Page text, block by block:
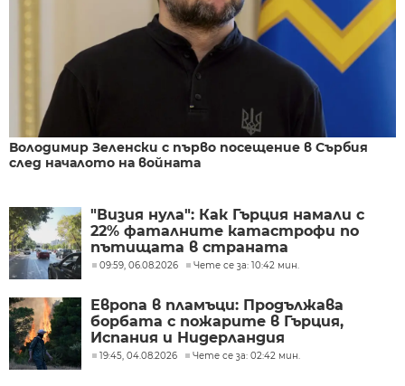
Володимир Зеленски с първо посещение в Сърбия
след началото на войната
"Визия нула": Как Гърция намали с
22% фаталните катастрофи по
пътищата в страната
09:59, 06.08.2026 Чете се за: 10:42 мин.
Европа в пламъци: Продължава
борбата с пожарите в Гърция,
Испания и Нидерландия
19:45, 04.08.2026 Чете се за: 02:42 мин.